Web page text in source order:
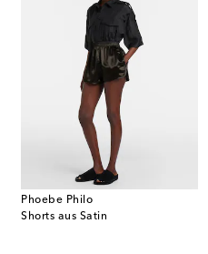
Phoebe Philo
Shorts aus Satin